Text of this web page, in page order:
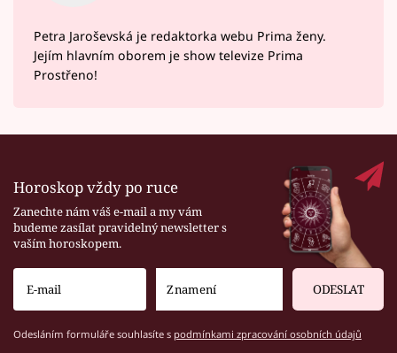
Petra Jaroševská je redaktorka webu Prima ženy.
Jejím hlavním oborem je show televize Prima
Prostřeno!
Horoskop vždy po ruce
Zanechte nám váš e-mail a my vám
budeme zasílat pravidelný newsletter s
vaším horoskopem.
ODESLAT
Odesláním formuláře souhlasíte s podmínkami zpracování osobních údajů